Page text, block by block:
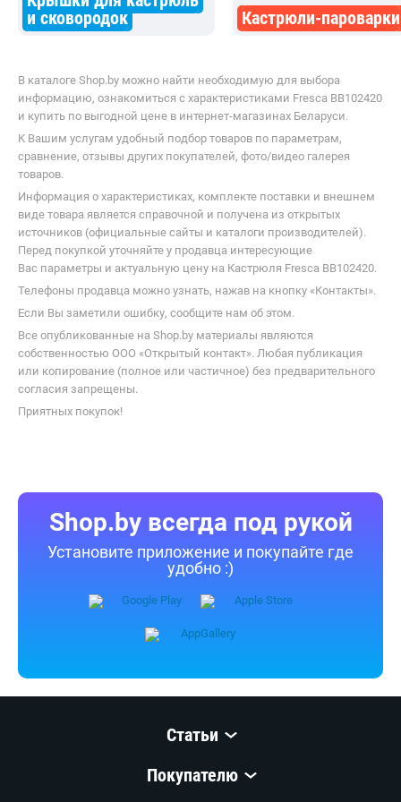
возврат по браку не приняли,
придётся смотреть на этот кошмар!
и сковородок
Кастрюли-пароварки
В каталоге Shop.by можно найти необходимую для выбора
информацию, ознакомиться с характеристиками Fresca BB102420
и купить по выгодной цене в интернет-магазинах Беларуси.
К Вашим услугам удобный подбор товаров по параметрам,
сравнение, отзывы других покупателей, фото/видео галерея
товаров.
Информация о характеристиках, комплекте поставки и внешнем
виде товара является справочной и получена из открытых
источников (официальные сайты и каталоги производителей).
Перед покупкой уточняйте у продавца интересующие
Вас параметры и актуальную цену на Кастрюля Fresca BB102420.
Телефоны продавца можно узнать, нажав на кнопку «Контакты».
Если Вы заметили ошибку, сообщите нам об этом.
Все опубликованные на Shop.by материалы являются
собственностью ООО «Открытый контакт». Любая публикация
или копирование (полное или частичное) без предварительного
согласия запрещены.
Приятных покупок!
Shop.by всегда под рукой
Установите приложение и покупайте где
удобно :)
Статьи
Покупателю